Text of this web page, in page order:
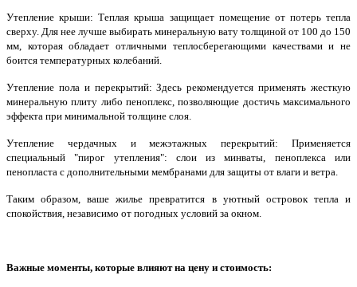
Утепление крыши: Теплая крыша защищает помещение от потерь тепла
сверху. Для нее лучше выбирать минеральную вату толщиной от 100 до 150
мм, которая обладает отличными теплосберегающими качествами и не
боится температурных колебаний.
Утепление пола и перекрытий: Здесь рекомендуется применять жесткую
минеральную плиту либо пеноплекс, позволяющие достичь максимального
эффекта при минимальной толщине слоя.
Утепление чердачных и межэтажных перекрытий: Применяется
специальный "пирог утепления": слои из минваты, пеноплекса или
пенопласта с дополнительными мембранами для защиты от влаги и ветра.
Таким образом, ваше жилье превратится в уютный островок тепла и
спокойствия, независимо от погодных условий за окном.
Важные моменты, которые влияют на цену и стоимость: